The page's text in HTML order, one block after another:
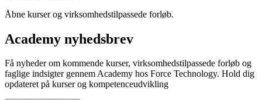
Åbne kurser og virksomhedstilpassede forløb.
Academy nyhedsbrev
Få nyheder om kommende kurser, virksomhedstilpassede forløb og
faglige indsigter gennem Academy hos Force Technology. Hold dig
opdateret på kurser og kompetenceudvikling